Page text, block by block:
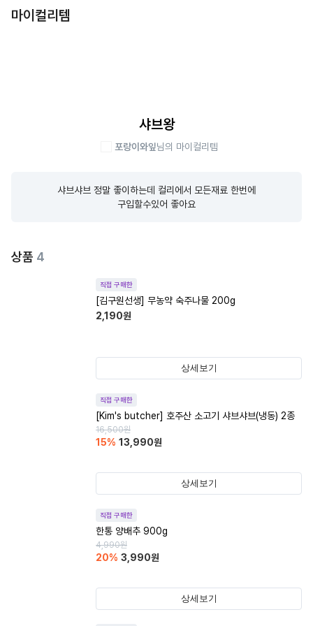
마이컬리템
샤브왕
포랑이와잎님의 마이컬리템
샤브샤브 정말 좋이하는데 컬리에서 모든재료 한번에
구입할수있어 좋아요
상품 4
직접 구매한
[김구원선생] 무농약 숙주나물 200g
2,190원
상세보기
직접 구매한
[Kim's butcher] 호주산 소고기 샤브샤브(냉동) 2종
16,500원
15% 13,990원
상세보기
직접 구매한
한통 양배추 900g
4,990원
20% 3,990원
상세보기